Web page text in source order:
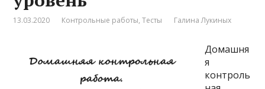
13.03.2020 Контрольные работы,Тесты Галина Лукиных
Домашня
я
контроль